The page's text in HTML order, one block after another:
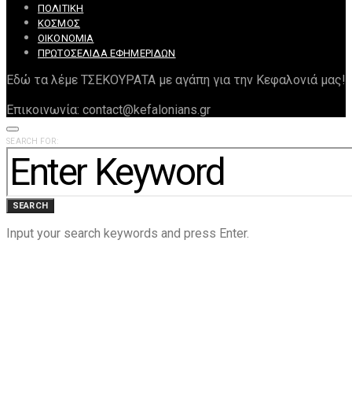
ΠΟΛΙΤΙΚΉ
ΚΌΣΜΟΣ
ΟΙΚΟΝΟΜΊΑ
ΠΡΩΤΟΣΈΛΙΔΑ ΕΦΗΜΕΡΊΔΩΝ
Εδώ τα λέμε ΤΣΕΚΟΥΡΑΤΑ με αγάπη για την Κεφαλονιά μας!
Επικοινωνία: contact@kefalonians.gr
SEARCH FOR:
SEARCH
Input your search keywords and press Enter.